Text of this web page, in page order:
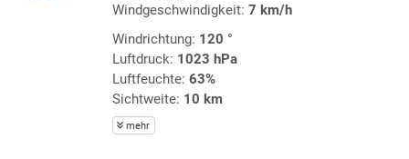
Windgeschwindigkeit: 7 km/h
Windrichtung: 120 °
Luftdruck: 1023 hPa
Luftfeuchte: 63%
Sichtweite: 10 km
mehr